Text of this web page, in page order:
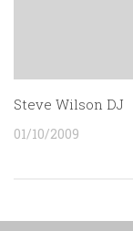
Steve Wilson DJ
01/10/2009